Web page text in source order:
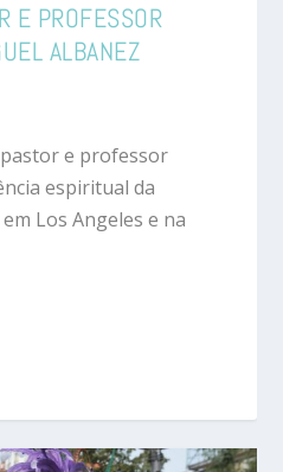
E PROFESSOR
ALBANEZ
e professor
espiritual da
Los Angeles e na